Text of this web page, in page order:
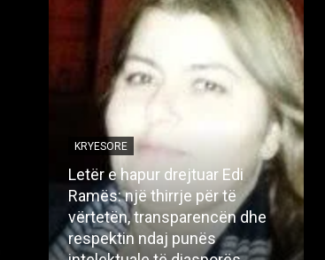
KRYESORE
Letër e hapur drejtuar Edi
Ramës: një thirrje për të
vërtetën, transparencën dhe
respektin ndaj punës